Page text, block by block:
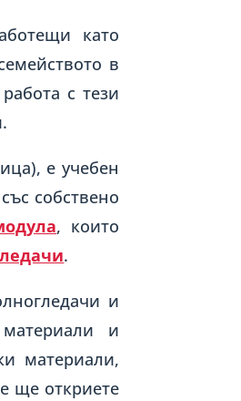
като
в
с тези
е учебен
собствено
, които
.
и
и
материали,
ще откриете